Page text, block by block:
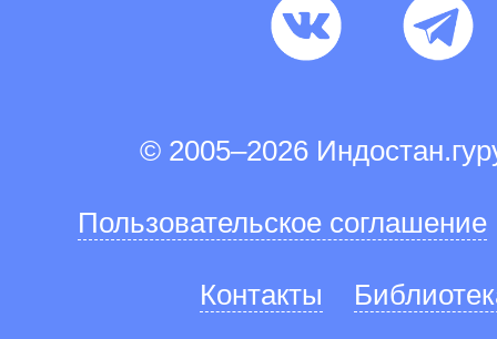
© 2005–2026
Пользовательское соглашение
Контакты